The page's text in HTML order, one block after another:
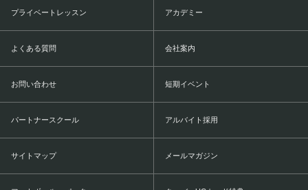
プライベートレッスン アカデミー
よくある質問 会社案内
お問い合わせ 短期イベント
パートナースクール アルバイト採用
サイトマップ メールマガジン